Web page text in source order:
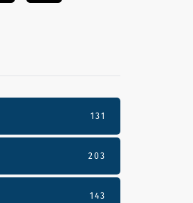
131
203
143